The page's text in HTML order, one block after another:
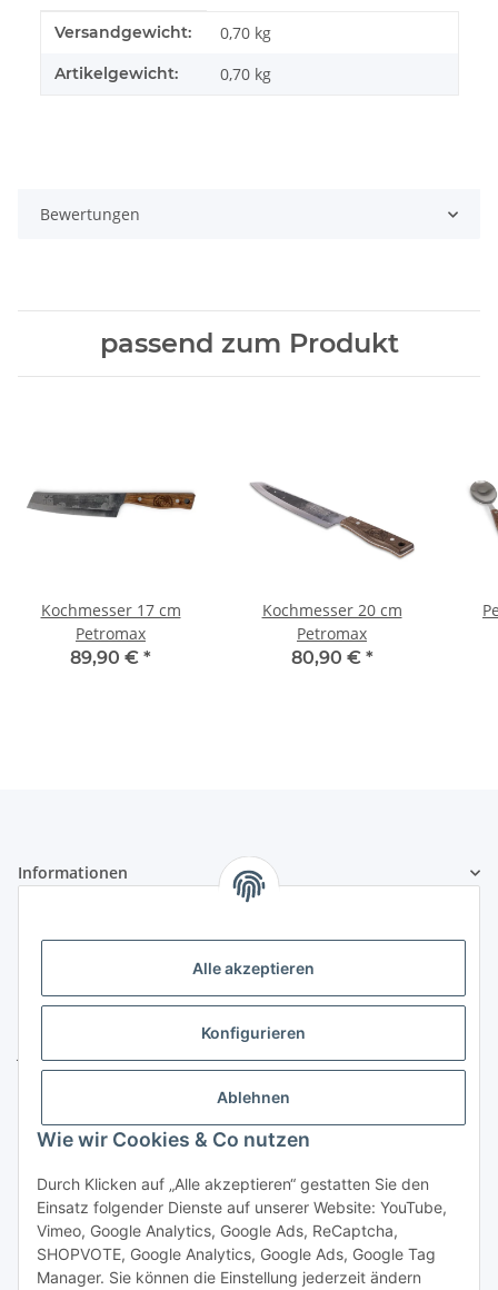
Alle akzeptieren
Konfigurieren
Ablehnen
Wie wir Cookies & Co nutzen
Durch Klicken auf „Alle akzeptieren“ gestatten Sie den
Einsatz folgender Dienste auf unserer Website: YouTube,
Vimeo, Google Analytics, Google Ads, ReCaptcha,
SHOPVOTE, Google Analytics, Google Ads, Google Tag
Manager. Sie können die Einstellung jederzeit ändern
Produkteigenschaft
Wert
Versandgewicht: 0,70 kg
Artikelgewicht: 0,70 kg
Bewertungen
passend zum Produkt
Kochmesser 17 cm
Petromax
89,90 € *
Kochmesser 20 cm
Petromax
80,90 € *
Informationen
Kontakt
u. Handels GmbH
E-Mail: info@zeltler.de
Zahlungsoptionen